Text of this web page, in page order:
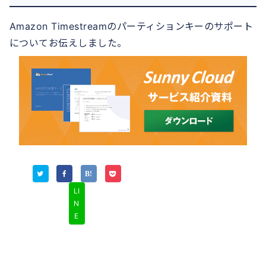
Amazon Timestreamのパーティションキーのサポート
についてお伝えしました。
LI
N
E